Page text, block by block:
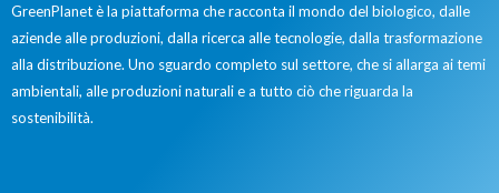
GreenPlanet è la piattaforma che racconta il mondo del biologico, dalle
aziende alle produzioni, dalla ricerca alle tecnologie, dalla trasformazione
alla distribuzione. Uno sguardo completo sul settore, che si allarga ai temi
ambientali, alle produzioni naturali e a tutto ciò che riguarda la
sostenibilità.